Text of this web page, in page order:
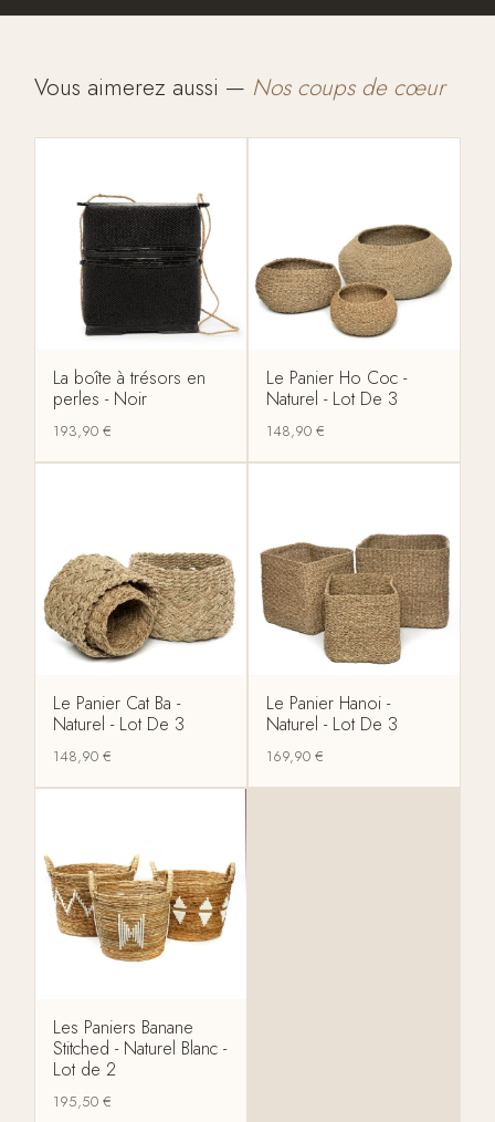
Vous aimerez aussi — Nos coups de cœur
La boîte à trésors en
perles - Noir
193,90€
Le Panier Ho Coc -
Naturel - Lot De 3
148,90 €
Le Panier Cat Ba -
Naturel - Lot De 3
148,90€
Le Panier Hanoi -
Naturel - Lot De 3
169,90 €
Les Paniers Banane
Stitched - Naturel Blanc -
Lot de 2
195,50€